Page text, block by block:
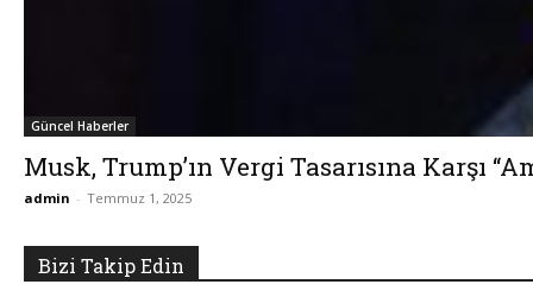
Güncel Haberler
Musk, Trump’ın Vergi Tasarısına Karşı
admin - Temmuz 1, 2025
Bizi Takip Edin